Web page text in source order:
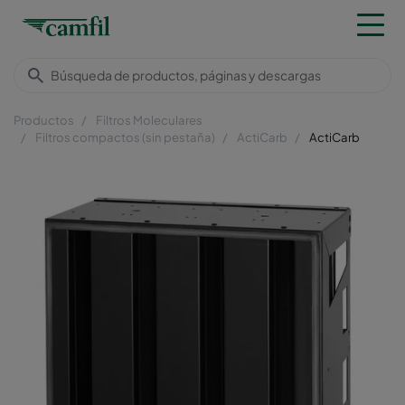
Productos
Filtros Moleculares
Filtros compactos (sin pestaña)
ActiCarb ActiCarb